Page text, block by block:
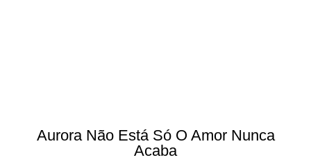
Aurora Não Está Só O Amor Nunca
Acaba